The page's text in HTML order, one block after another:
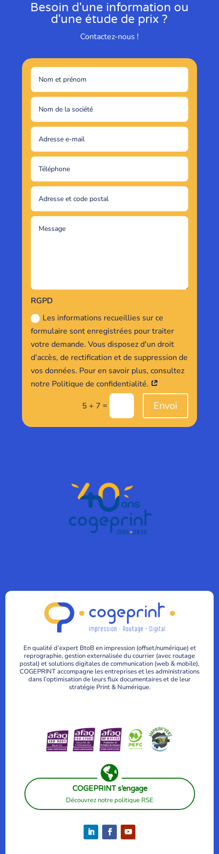
Besoin d'une information ou
d'une étude de prix ?
Contactez-nous !
RGPD
Les informations recueillies sur ce
formulaire sont enregistrées pour traiter
votre demande. Vous disposez d'un droit
d'accès, de rectification et de suppression de
vos données. Pour en savoir plus, consultez
notre Politique de confidentialité.
5 + 7 = Envoi
En qualité d’expert BtoB en impression (offset/numérique) et
reprographie, gestion externalisée du courrier (avec routage
postal) et solutions digitales de communication (web & mobile),
COGEPRINT accompagne les entreprises et les administrations
dans l’optimisation de leurs flux documentaires et de leur
stratégie Print & Numérique.

COGEPRINT s’engage
Découvrez notre politique RSE